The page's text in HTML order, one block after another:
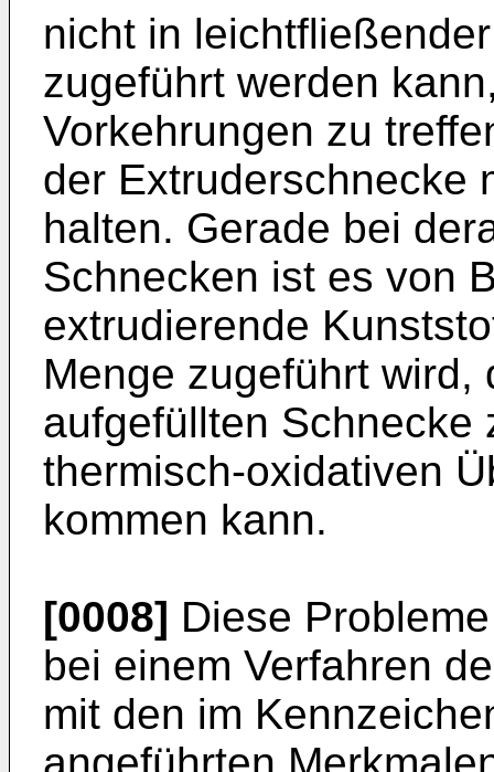
nicht in
zugeführt werden
Vorkehrungen zu
der Extruderschnecke
halten. Gerade bei
Schnecken ist es von
extrudierende
Menge zugeführt
aufgefüllten Schnecke
thermisch-oxidativen
kommen kann.
[0008] Diese
bei einem Verfahren
mit den im